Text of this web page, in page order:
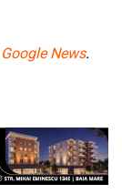
Google News.